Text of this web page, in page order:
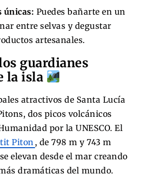
únicas: Puedes bañarte en un
entre selvas y degustar
artesanales.
guardianes
la isla
atractivos de Santa Lucía
dos picos volcánicos
por la UNESCO. El
Piton , de 798 m y 743 m
elevan desde el mar creando
dramáticas del mundo.